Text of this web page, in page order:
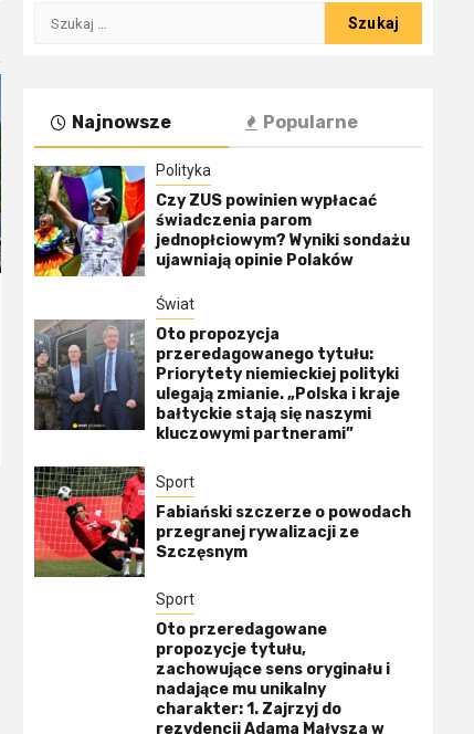
Szukaj:
Najnowsze Popularne
Polityka
Czy ZUS powinien wypłacać
świadczenia parom
jednopłciowym? Wyniki sondażu
ujawniają opinie Polaków
Świat
Oto propozycja
przeredagowanego tytułu:
Priorytety niemieckiej polityki
ulegają zmianie. „Polska i kraje
bałtyckie stają się naszymi
kluczowymi partnerami”
Sport
Fabiański szczerze o powodach
przegranej rywalizacji ze
Szczęsnym
Sport
Oto przeredagowane
propozycje tytułu,
zachowujące sens oryginału i
nadające mu unikalny
charakter: 1. Zajrzyj do
rezydencji Adama Małysza w